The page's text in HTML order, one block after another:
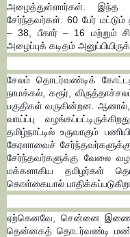
அழைத்துள்ளார்கள். இந்த
சேர்ந்தவர்கள். 60 பேர்
– 38, பீகார் – 16 மற்றும்
அழைப்புக் கடிதம்
சேலம் தொடர்வண்டிக்
நாமக்கல், கரூர்,
பகுதிகள் வருகின்றன. ஆனால்,
வாய்ப்பு
தமிழ்நாட்டில் உருவாகும்
கேரளாவைச்
சேர்ந்தவர்களுக்கு வேலை
மக்களாகிய தமிழர்கள்
கொள்கையால்
ஏற்கெனவே, சென்னை
தென்னகத் தொடர்வண்டி